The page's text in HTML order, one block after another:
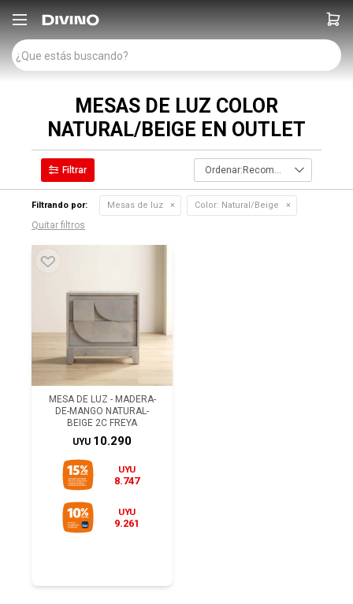

MESAS DE LUZ COLOR
NATURAL/BEIGE EN OUTLET
Recomendados
Filtrando por: Mesas de luz Color: Natural/Beige
Quitar filtros
MESA DE LUZ - MADERA-
DE-MANGO NATURAL-
BEIGE 2C FREYA
UYU 10.290
UYU
8.747
UYU
9.261